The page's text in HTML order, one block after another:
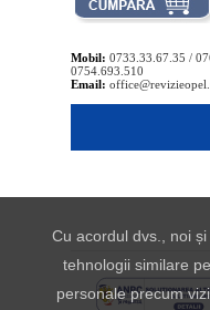
Mobil: 0733.33.67.35 /
0754.693.510
Email:
Cu acordul dvs., noi
tehnologii similare
personale precum